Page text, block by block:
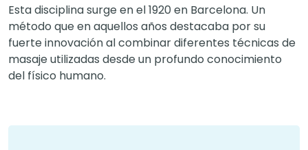
Esta disciplina surge en el 1920 en Barcelona. Un
método que en aquellos años destacaba por su
fuerte innovación al combinar diferentes técnicas de
masaje utilizadas desde un profundo conocimiento
del físico humano.